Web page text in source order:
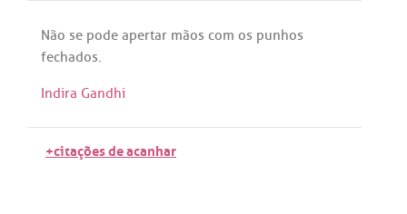
Não se pode apertar mãos com os punhos
fechados.
Indira Gandhi
+citações de acanhar